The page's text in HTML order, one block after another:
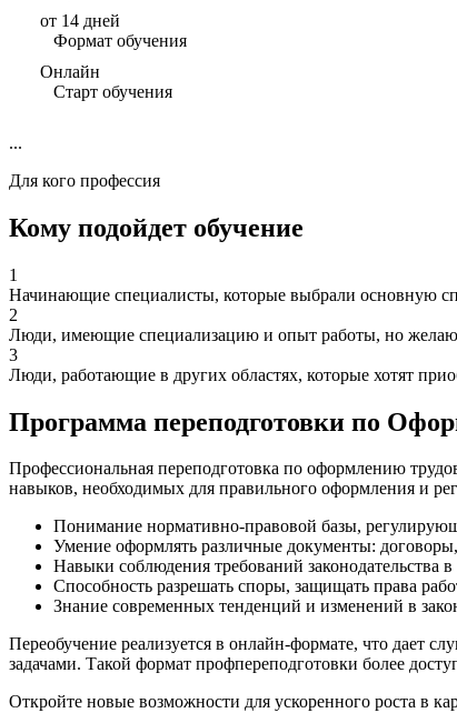
от 14 дней
Формат обучения
Онлайн
Старт обучения
...
Для кого профессия
Кому подойдет обучение
1
Начинающие специалисты, которые выбрали основную
2
Люди, имеющие специализацию и опыт работы, но
3
Люди, работающие в других областях, которые хотят
Программа переподготовки по
Профессиональная переподготовка по оформлению
навыков, необходимых для правильного оформления и
Понимание нормативно-правовой базы,
Умение оформлять различные документы:
Навыки соблюдения требований законодательства
Способность разрешать споры, защищать права
Знание современных тенденций и изменений в
Переобучение реализуется в онлайн-формате, что дает
задачами. Такой формат профпереподготовки более
Откройте новые возможности для ускоренного роста в